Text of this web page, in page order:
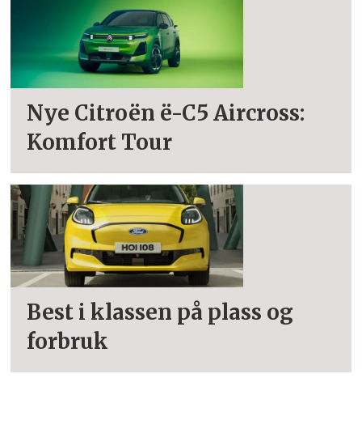
Nye Citroën ë-C5 Aircross:
Komfort Tour
Best i klassen på plass og
forbruk